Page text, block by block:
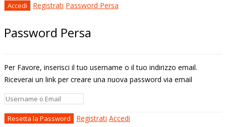
Registrati Password Persa
Password Persa
Per Favore, inserisci il tuo username o il tuo indirizzo email.
Riceverai un link per creare una nuova password via email
Registrati Accedi